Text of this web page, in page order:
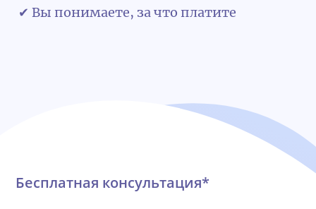
✔ Вы понимаете, за что платите
Бесплатная консультация*